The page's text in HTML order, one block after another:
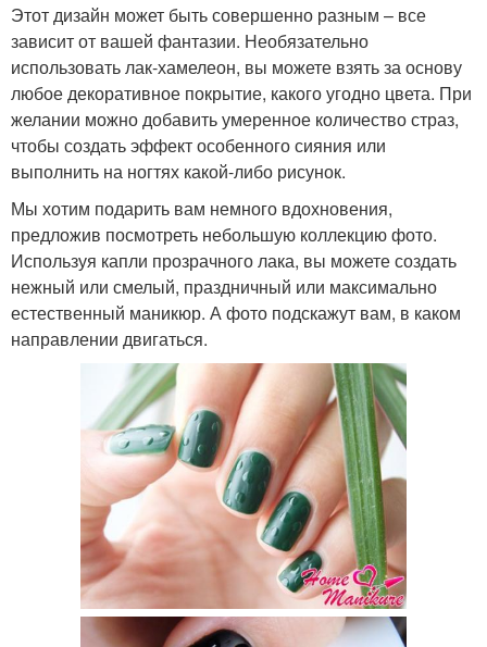
Этот дизайн может быть совершенно разным – все
зависит от вашей фантазии. Необязательно
использовать лак-хамелеон, вы можете взять за основу
любое декоративное покрытие, какого угодно цвета. При
желании можно добавить умеренное количество страз,
чтобы создать эффект особенного сияния или
выполнить на ногтях какой-либо рисунок.
Мы хотим подарить вам немного вдохновения,
предложив посмотреть небольшую коллекцию фото.
Используя капли прозрачного лака, вы можете создать
нежный или смелый, праздничный или максимально
естественный маникюр. А фото подскажут вам, в каком
направлении двигаться.